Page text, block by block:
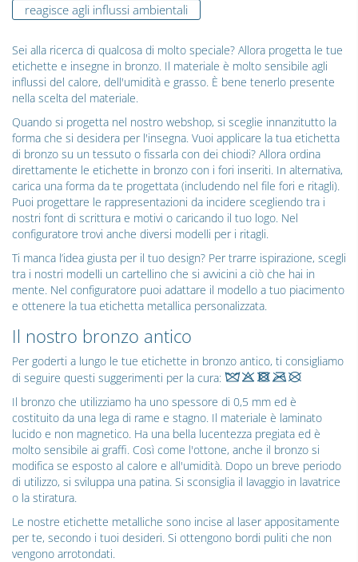
reagisce agli influssi ambientali
Sei alla ricerca di qualcosa di molto speciale? Allora progetta le tue
etichette e insegne in bronzo. Il materiale è molto sensibile agli
influssi del calore, dell'umidità e grasso. È bene tenerlo presente
nella scelta del materiale.
Quando si progetta nel nostro webshop, si sceglie innanzitutto la
forma che si desidera per l'insegna. Vuoi applicare la tua etichetta
di bronzo su un tessuto o fissarla con dei chiodi? Allora ordina
direttamente le etichette in bronzo con i fori inseriti. In alternativa,
carica una forma da te progettata (includendo nel file fori e ritagli).
Puoi progettare le rappresentazioni da incidere scegliendo tra i
nostri font di scrittura e motivi o caricando il tuo logo. Nel
configuratore trovi anche diversi modelli per i ritagli.
Ti manca l’idea giusta per il tuo design? Per trarre ispirazione, scegli
tra i nostri modelli un cartellino che si avvicini a ciò che hai in
mente. Nel configuratore puoi adattare il modello a tuo piacimento
e ottenere la tua etichetta metallica personalizzata.
Il nostro bronzo antico
Per goderti a lungo le tue etichette in bronzo antico, ti consigliamo
di seguire questi suggerimenti per la cura:
Il bronzo che utilizziamo ha uno spessore di 0,5 mm ed è
costituito da una lega di rame e stagno. Il materiale è laminato
lucido e non magnetico. Ha una bella lucentezza pregiata ed è
molto sensibile ai graffi. Così come l'ottone, anche il bronzo si
modifica se esposto al calore e all'umidità. Dopo un breve periodo
di utilizzo, si sviluppa una patina. Si sconsiglia il lavaggio in lavatrice
o la stiratura.
Le nostre etichette metalliche sono incise al laser appositamente
per te, secondo i tuoi desideri. Si ottengono bordi puliti che non
vengono arrotondati.